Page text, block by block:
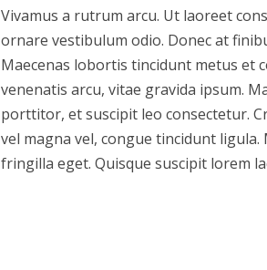
Vivamus a rutrum arcu. Ut laoreet
ornare vestibulum odio. Donec at
Maecenas lobortis tincidunt metus et
venenatis arcu, vitae gravida ipsum.
porttitor, et suscipit leo consectetur.
vel magna vel, congue tincidunt
fringilla eget. Quisque suscipit lorem